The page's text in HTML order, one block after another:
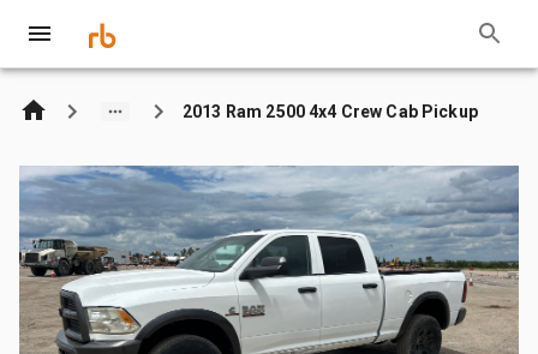
2013 Ram 2500 4x4 Crew Cab Pickup